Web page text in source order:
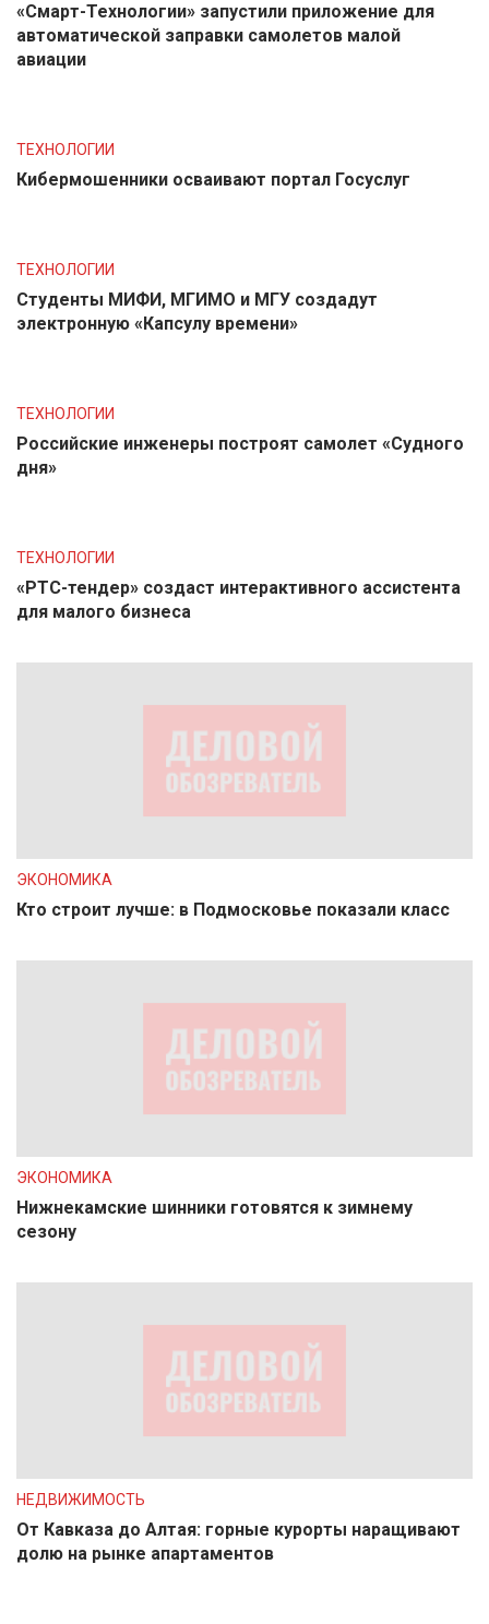
«Смарт-Технологии» запустили приложение для
автоматической заправки самолетов малой
авиации
ТЕХНОЛОГИИ
Кибермошенники осваивают портал Госуслуг
ТЕХНОЛОГИИ
Студенты МИФИ, МГИМО и МГУ создадут
электронную «Капсулу времени»
ТЕХНОЛОГИИ
Российские инженеры построят самолет «Судного
дня»
ТЕХНОЛОГИИ
«РТС-тендер» создаст интерактивного ассистента
для малого бизнеса
ЭКОНОМИКА
Кто строит лучше: в Подмосковье показали класс
ЭКОНОМИКА
Нижнекамские шинники готовятся к зимнему
сезону
НЕДВИЖИМОСТЬ
От Кавказа до Алтая: горные курорты наращивают
долю на рынке апартаментов